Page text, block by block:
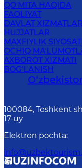
QO'MITA HAQIDA
FAOLIYAT
DAVLAT
HUJJATLAR
MAXFIYLIK
OCHIQ
AXBOROT XIZMATI
BOG‘LANISH
100084, Toshkent
17-uy
Elektron pochta: